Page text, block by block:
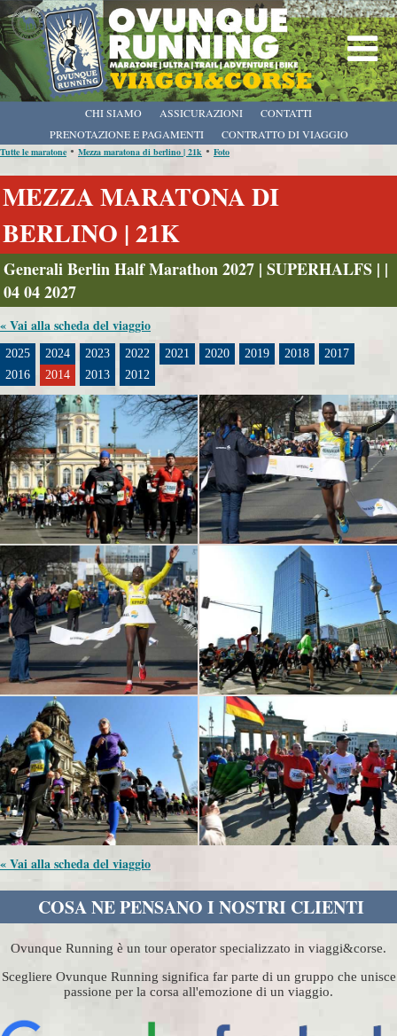
CHI SIAMO
PRENOTAZIONE E PAGAMENTI
CONTRATTO DI VIAGGIO
ASSICURAZIONI CONTATTI
Tutte le maratone • Mezza maratona di berlino | 21k • Foto
MEZZA MARATONA DI
BERLINO | 21K
Generali Berlin Half Marathon 2027 | SUPERHALFS | |
04 04 2027
« Vai alla scheda del viaggio
2025 2024 2023 2022 2021 2020 2019 2018
2017
2016
2014 2013 2012
« Vai alla scheda del viaggio
COSA NE PENSANO I NOSTRI CLIENTI
Ovunque Running è un tour operator specializzato in viaggi&corse.
Scegliere Ovunque Running significa far parte di un gruppo che unisce
passione per la corsa all'emozione di un viaggio.